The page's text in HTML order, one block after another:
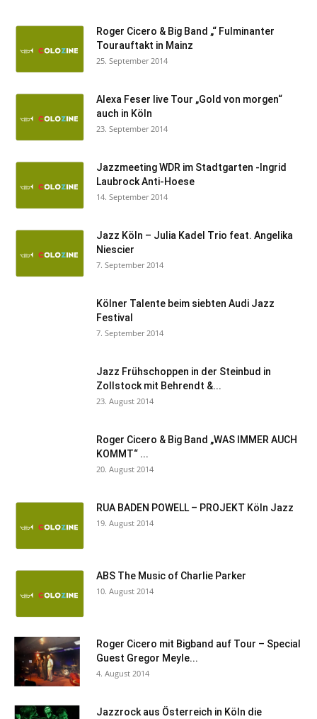
Roger Cicero & Big Band „“ Fulminanter
Tourauftakt in Mainz
25. September 2014
Alexa Feser live Tour „Gold von morgen“
auch in Köln
23. September 2014
Jazzmeeting WDR im Stadtgarten -Ingrid
Laubrock Anti-Hoese
14. September 2014
Jazz Köln – Julia Kadel Trio feat. Angelika
Niescier
7. September 2014
Kölner Talente beim siebten Audi Jazz
Festival
7. September 2014
Jazz Frühschoppen in der Steinbud in
Zollstock mit Behrendt &...
23. August 2014
Roger Cicero & Big Band „WAS IMMER AUCH
KOMMT“ ...
20. August 2014
RUA BADEN POWELL – PROJEKT Köln Jazz
19. August 2014
ABS The Music of Charlie Parker
10. August 2014
Roger Cicero mit Bigband auf Tour – Special
Guest Gregor Meyle...
4. August 2014
Jazzrock aus Österreich in Köln die